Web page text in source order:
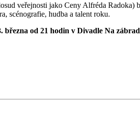
veřejnosti jako Ceny Alfréda Radoka)
scénografie, hudba a talent roku.
března od 21 hodin v Divadle Na